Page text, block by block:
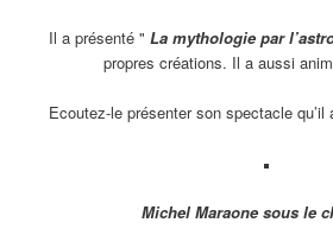
Il a présenté " La mythologie par
propres créations. Il a aussi
Ecoutez-le présenter son spectacle qu’il
Michel Maraone sous le